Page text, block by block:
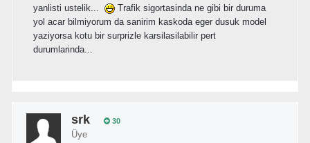
yanlisti ustelik...
Trafik sigortasinda ne gibi bir duruma
yol acar bilmiyorum da sanirim kaskoda eger dusuk model
yaziyorsa kotu bir surprizle karsilasilabilir pert
durumlarinda...
srk 30
Üye